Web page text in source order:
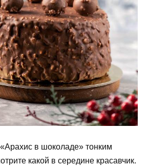
в шоколаде» тонким
какой в середине красавчик.